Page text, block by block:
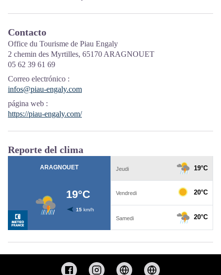
Contacto
Office du Tourisme de Piau Engaly
2 chemin des Myrtilles, 65170 ARAGNOUET
05 62 39 61 69
Correo electrónico :
infos@piau-engaly.com
página web :
https://piau-engaly.com/
Reporte del clima